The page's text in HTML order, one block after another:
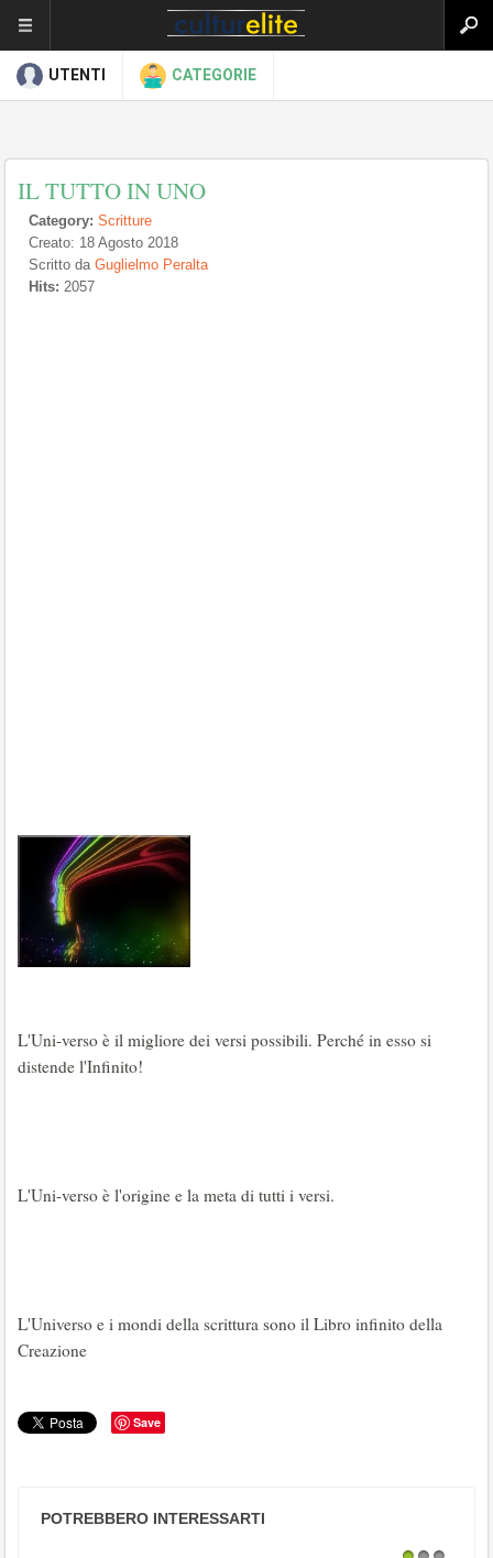
UTENTI CATEGORIE
IL TUTTO IN UNO
Category: Scritture
Creato: 18 Agosto 2018
Scritto da Guglielmo Peralta
Hits: 2057
L'Uni-verso è il migliore dei versi possibili. Perché in esso si
distende l'Infinito!
L'Uni-verso è l'origine e la meta di tutti i versi.
L'Universo e i mondi della scrittura sono il Libro infinito della
Creazione
Save
POTREBBERO INTERESSARTI